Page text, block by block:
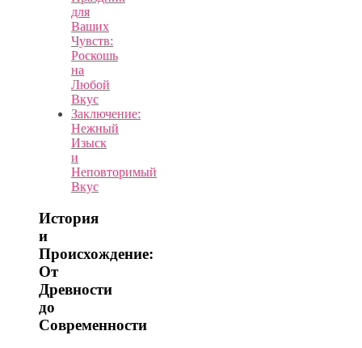
для
Ваших
Чувств:
Роскошь
на
Любой
Вкус
Заключение:
Нежный
Изыск
и
Неповторимый
Вкус
История
и
Происхождение:
От
Древности
до
Современности